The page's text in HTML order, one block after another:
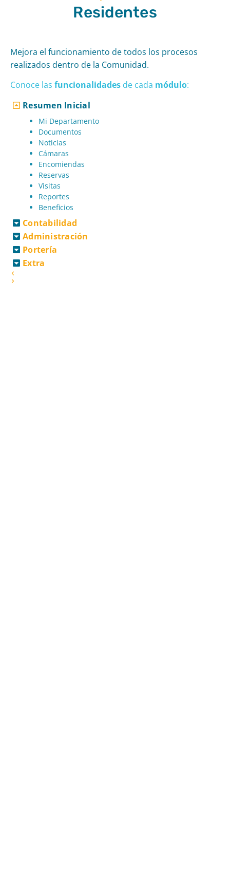
Residentes
Mejora el funcionamiento de todos los procesos
realizados dentro de la Comunidad.
Conoce las funcionalidades de cada módulo:
Resumen Inicial
Mi Departamento
Documentos
Noticias
Cámaras
Encomiendas
Reservas
Visitas
Reportes
Beneficios
Contabilidad
Administración
Portería
Extra